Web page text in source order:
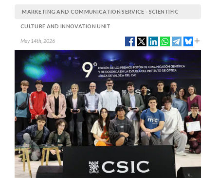
MARKETING AND COMMUNICATION SERVICE - SCIENTIFIC
CULTURE AND INNOVATION UNIT
May 14th, 2026